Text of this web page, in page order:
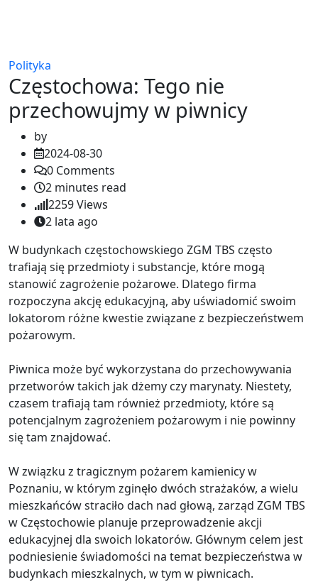
Polityka
Częstochowa: Tego nie
przechowujmy w piwnicy
by
2024-08-30
0 Comments
2 minutes read
2259Views
2 lata ago
W budynkach częstochowskiego ZGM TBS często
trafiają się przedmioty i substancje, które mogą
stanowić zagrożenie pożarowe. Dlatego firma
rozpoczyna akcję edukacyjną, aby uświadomić swoim
lokatorom różne kwestie związane z bezpieczeństwem
pożarowym.
Piwnica może być wykorzystana do przechowywania
przetworów takich jak dżemy czy marynaty. Niestety,
czasem trafiają tam również przedmioty, które są
potencjalnym zagrożeniem pożarowym i nie powinny
się tam znajdować.
W związku z tragicznym pożarem kamienicy w
Poznaniu, w którym zginęło dwóch strażaków, a wielu
mieszkańców straciło dach nad głową, zarząd ZGM TBS
w Częstochowie planuje przeprowadzenie akcji
edukacyjnej dla swoich lokatorów. Głównym celem jest
podniesienie świadomości na temat bezpieczeństwa w
budynkach mieszkalnych, w tym w piwnicach.